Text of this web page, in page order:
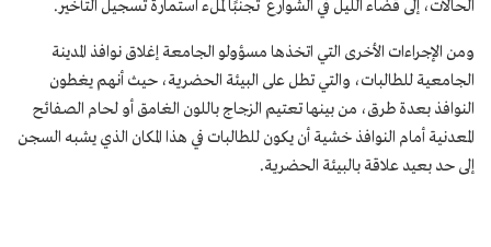
الحالات، إلى قضاء الليل في الشوارع تجنبًا لملء استمارة تسجيل التأخير.
ومن الإجراءات الأخرى التي اتخذها مسؤولو الجامعة إغلاق نوافذ المدينة
الجامعية للطالبات، والتي تطل على البيئة الحضرية، حيث أنهم يغطون
النوافذ بعدة طرق، من بينها تعتيم الزجاج باللون الغامق أو لحام الصفائح
المعدنية أمام النوافذ خشية أن يكون للطالبات في هذا المكان الذي يشبه السجن
إلى حد بعيد علاقة بالبيئة الحضرية.